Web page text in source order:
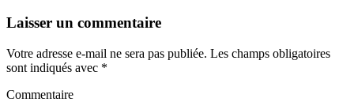
Laisser un commentaire
Votre adresse e-mail ne sera pas publiée. Les champs obligatoires
sont indiqués avec *
Commentaire